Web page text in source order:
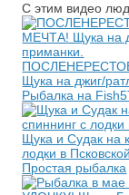
С этим видео
Щука на джиг/
Рыбалка на
Щука и Судак на
лодки в
Простая рыбалка